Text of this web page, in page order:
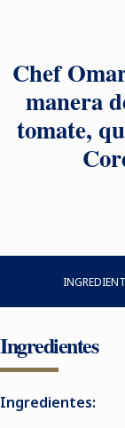
Chef
manera
tomate,
Ingredientes
Ingredientes: